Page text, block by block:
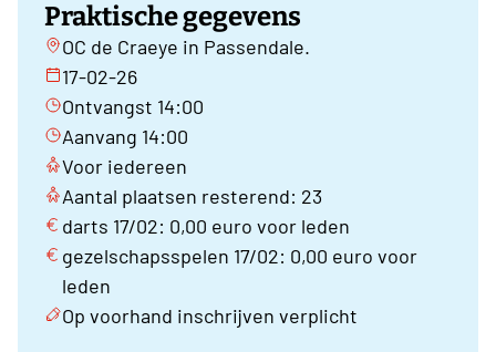
Praktische gegevens
OC de Craeye in Passendale.
17-02-26
Ontvangst 14:00
Aanvang 14:00
Voor iedereen
Aantal plaatsen resterend: 23
darts 17/02: 0,00 euro voor leden
gezelschapsspelen 17/02: 0,00 euro voor
leden
Op voorhand inschrijven verplicht